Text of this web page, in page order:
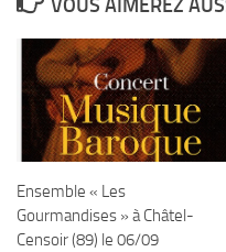
VOUS AIMEREZ
Ensemble « Les
Gourmandises » à Châtel-
Censoir (89) le 06/09